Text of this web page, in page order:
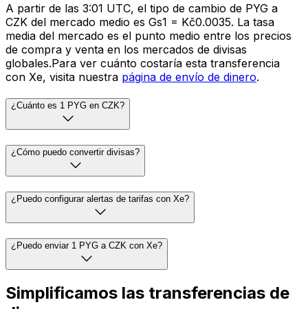
A partir de las 3:01 UTC, el tipo de cambio de PYG a
CZK del mercado medio es Gs1 = Kč0.0035. La tasa
media del mercado es el punto medio entre los precios
de compra y venta en los mercados de divisas
globales.Para ver cuánto costaría esta transferencia
con Xe, visita nuestra página de envío de dinero.
¿Cuánto es 1 PYG en CZK?
¿Cómo puedo convertir divisas?
¿Puedo configurar alertas de tarifas con Xe?
¿Puedo enviar 1 PYG a CZK con Xe?
Simplificamos las transferencias de